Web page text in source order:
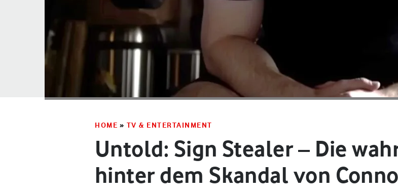
HOME » TV & ENTERTAINMENT
Untold: Sign Stealer – Die
hinter dem Skandal von